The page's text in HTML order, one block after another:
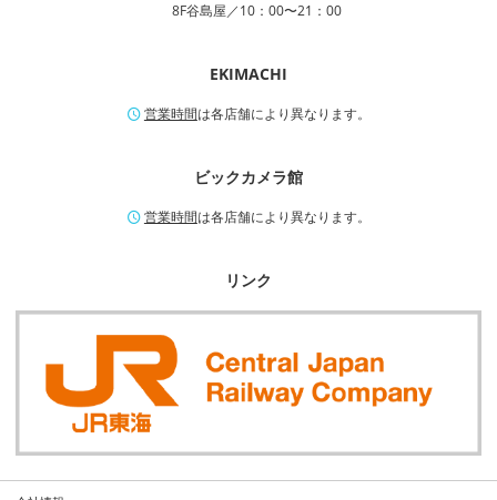
8F谷島屋／10：00〜21：00
EKIMACHI
営業時間は各店舗により異なります。
ビックカメラ館
営業時間は各店舗により異なります。
リンク